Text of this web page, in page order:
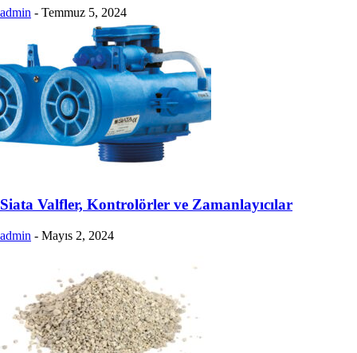
admin - Temmuz 5, 2024
Siata Valfler, Kontrolörler ve Zamanlayıcılar
admin - Mayıs 2, 2024